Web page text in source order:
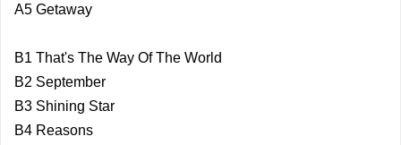
A5 Getaway
B1 That's The Way Of The World
B2 September
B3 Shining Star
B4 Reasons